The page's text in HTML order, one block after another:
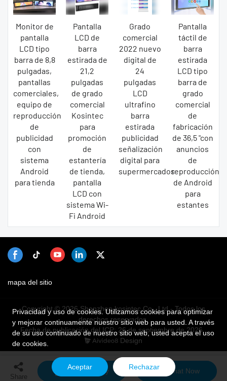
Monitor de
pantalla
LCD tipo
barra de 8,8
pulgadas,
pantallas
comerciales,
equipo de
reproducción
de
publicidad
con
sistema
Android
para tienda
Pantalla
LCD de
barra
estirada de
21,2
pulgadas
de grado
comercial
Kosintec
para
promoción
de
estantería
de tienda,
pantalla
LCD con
sistema Wi-
Fi Android
Grado
comercial
2022 nuevo
digital de
24
pulgadas
LCD
ultrafino
barra
estirada
publicidad
señalización
digital para
supermercados
Pantalla
táctil de
barra
estirada
LCD tipo
barra de
grado
comercial
de
fabricación
de 36,5 "con
anuncios
de
reproducción
de Android
para
estantes
mapa del sitio
Copyright © 2026 Shenzhen kosintec Co., Ltd - Todos los
derechos reservados.
Fecha de publicación del ICP: 26 de septiembre de 2026
Design
Share
Send Inquiry Chat Now
Privacidad y uso de cookies. Utilizamos cookies para optimizar
y mejorar continuamente nuestro sitio web para usted. A través
de su uso continuado de nuestro sitio web, usted acepta el uso
de cookies.
Aceptar Rechazar